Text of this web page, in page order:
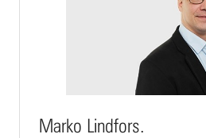
Marko Lindfors.